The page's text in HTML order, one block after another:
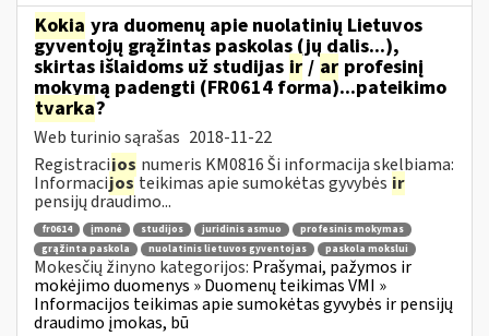
Kokia yra duomenų apie nuolatinių Lietuvos
gyventojų grąžintas paskolas (jų dalis...),
skirtas išlaidoms už studijas ir / ar profesinį
mokymą padengti (FR0614 forma)...pateikimo
tvarka?
Web turinio sąrašas 2018-11-22
Registracijos numeris KM0816 Ši informacija skelbiama:
Informacijosteikimas apie sumokėtas gyvybės ir
pensijų draudimo...
fr0614 įmonė studijos juridinis asmuo
profesinis mokymas
grąžinta paskola
nuolatinis lietuvos gyventojas paskola mokslui
Mokesčių žinyno kategorijos: Prašymai, pažymos ir
mokėjimo duomenys » Duomenų teikimas VMI »
Informacijos teikimas apie sumokėtas gyvybės ir pensijų
draudimo įmokas, bū